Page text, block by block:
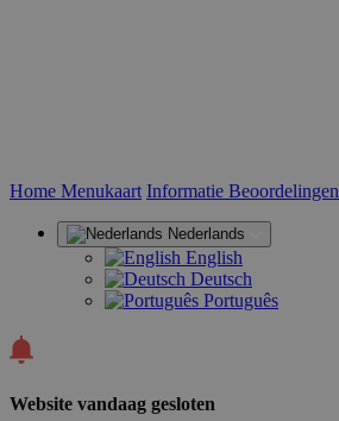
Home (huidige)
Menukaart Informatie Beoordelingen
Nederlands
English
Deutsch
Português
Website vandaag gesloten